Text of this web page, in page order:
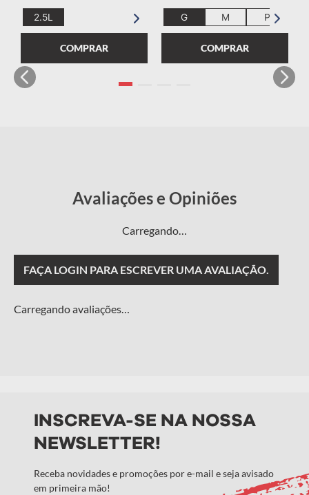
2.5L
COMPRAR
G M P
COMPRAR
Carregando…
FAÇA LOGIN PARA ESCREVER UMA AVALIAÇÃO.
Carregando avaliações…
INSCREVA-SE NA NOSSA
NEWSLETTER!
Receba novidades e promoções por e-mail e seja avisado
em primeira mão!